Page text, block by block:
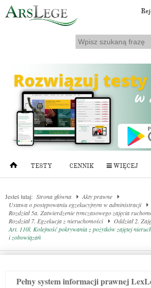
TESTY CENNIK WIĘCEJ
Jesteś tutaj: Strona główna
Akty prawne
Ustawa o postępowaniu egzekucyjnym w administracji
Rozdział 5a. Zatwierdzenie tymczasowego zajęcia
Rozdział 7. Egzekucja z nieruchomości
Oddział 2.
Art. 110l. Kolejność pokrywania z pożytków zajętej
i zobowiązań
Pełny system informacji prawnej